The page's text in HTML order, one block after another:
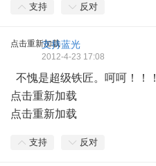
支持 反对
点击重新加载支持蓝光
2012-4-23 17:08
不愧是超级铁匠。呵呵！！！
点击重新加载
点击重新加载
支持 反对